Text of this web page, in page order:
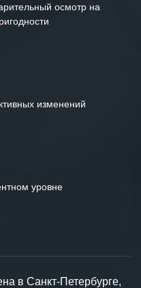
осмотр на
изменений
уровне
в Санкт-Петербурге,